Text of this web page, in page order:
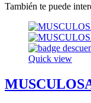
También te puede
Quick view